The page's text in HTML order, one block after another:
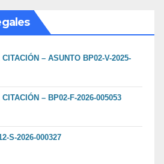
– ASUNTO BP02-V-2025-
– BP02-F-2026-005053
S-2026-000327